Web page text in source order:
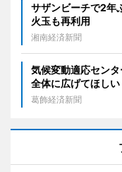
サザンビーチで2
火玉も再利用
湘南経済新聞
気候変動適応セン
全体に広げてほしい
葛飾経済新聞